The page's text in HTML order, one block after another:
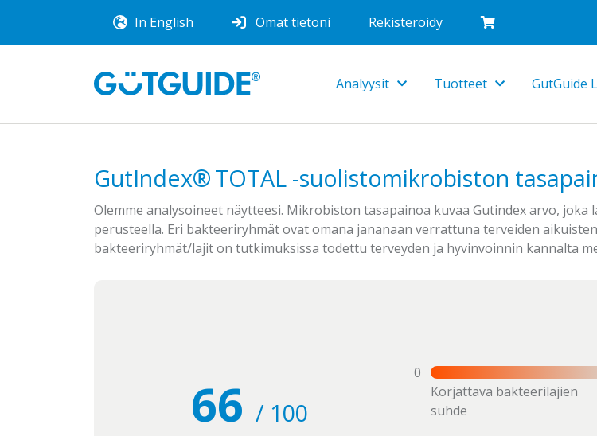
In English Omat tietoni Rekisteröidy
Analyysit
ToggleTuotteet
ToggleGutGuide
GutIndex® TOTAL -suolistomikrobiston
Olemme analysoineet näytteesi. Mikrobiston tasapainoa kuvaa Gutindex arvo,
perusteella. Eri bakteeriryhmät ovat omana jananaan verrattuna terveiden
bakteeriryhmät/lajit on tutkimuksissa todettu terveyden ja hyvinvoinnin kannalta
66 / 100
0
Korjattava bakteerilajien
suhde